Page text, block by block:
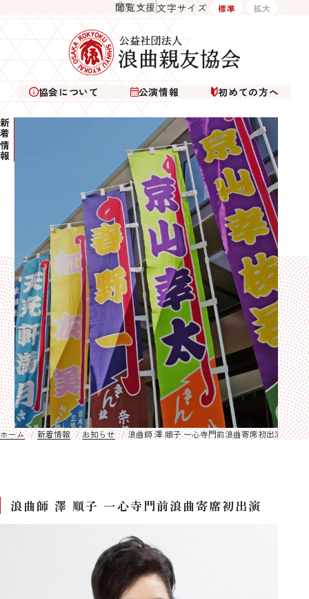
閲覧支援 文字サイズ 標準 拡大
協会について 公演情報 初めての方へ
報
ホーム 新着情報 お知らせ 浪曲師 澤 順子 一心寺門前浪曲寄席初出演
浪曲師 澤 順子 一心寺門前浪曲寄席初出演